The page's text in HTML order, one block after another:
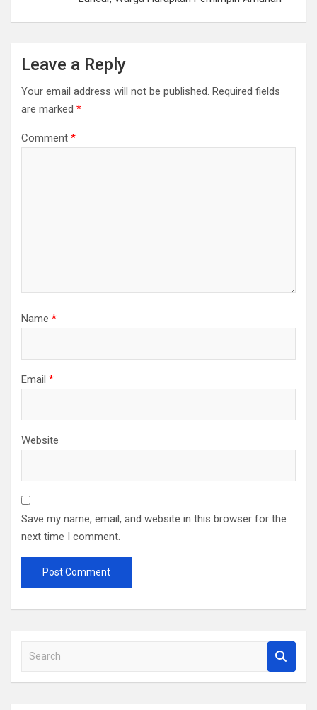
Leave a Reply
Your email address will not be published. Required fields
are marked *
Comment *
Name *
Email *
Website
Save my name, email, and website in this browser for the
next time I comment.
a